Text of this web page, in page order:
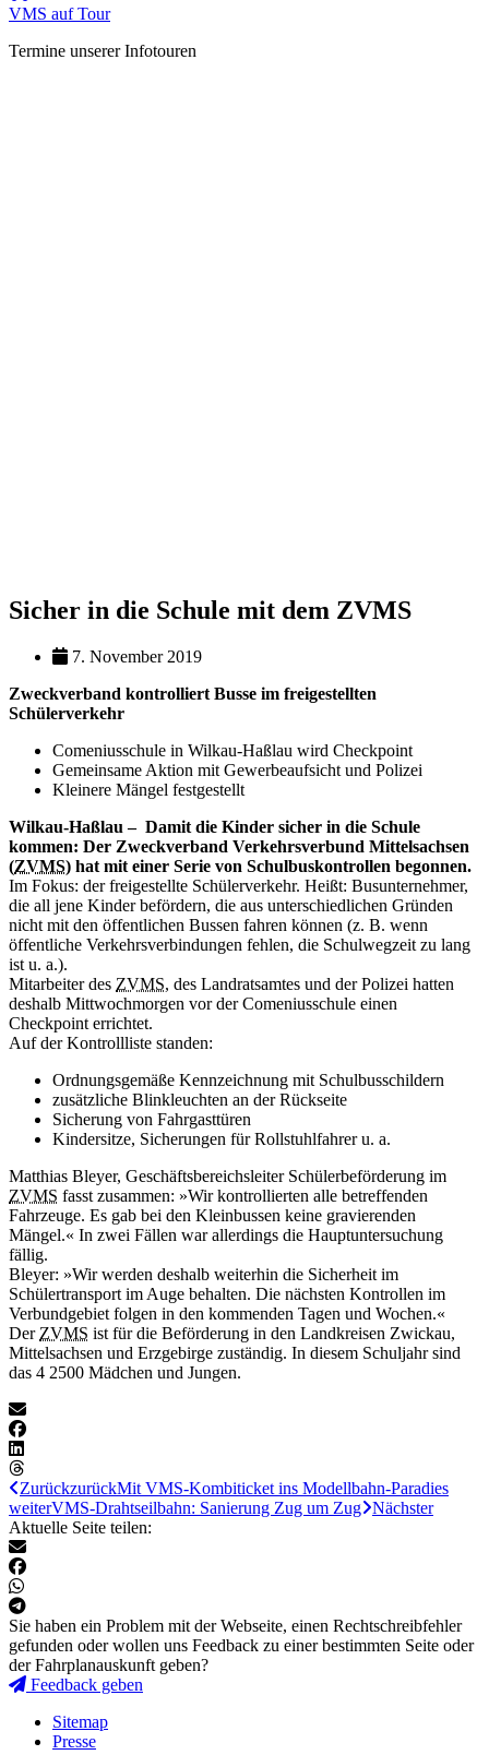
VMS auf Tour
Termine unserer Infotouren
Sicher in die Schule mit dem ZVMS
7. November 2019
Zweckverband kontrolliert Busse im freigestellten
Schülerverkehr
Comeniusschule in Wilkau-Haßlau wird Checkpoint
Gemeinsame Aktion mit Gewerbeaufsicht und Polizei
Kleinere Mängel festgestellt
Wilkau-Haßlau – Damit die Kinder sicher in die Schule
kommen: Der Zweckverband Verkehrsverbund Mittelsachsen
(ZVMS) hat mit einer Serie von Schulbuskontrollen begonnen.
Im Fokus: der freigestellte Schülerverkehr. Heißt: Busunternehmer,
die all jene Kinder befördern, die aus unterschiedlichen Gründen
nicht mit den öffentlichen Bussen fahren können (z. B. wenn
öffentliche Verkehrsverbindungen fehlen, die Schulwegzeit zu lang
ist u. a.).
Mitarbeiter des ZVMS, des Landratsamtes und der Polizei hatten
deshalb Mittwochmorgen vor der Comeniusschule einen
Checkpoint errichtet.
Auf der Kontrollliste standen:
Ordnungsgemäße Kennzeichnung mit Schulbusschildern
zusätzliche Blinkleuchten an der Rückseite
Sicherung von Fahrgasttüren
Kindersitze, Sicherungen für Rollstuhlfahrer u. a.
Matthias Bleyer, Geschäftsbereichsleiter Schülerbeförderung im
ZVMS fasst zusammen: »Wir kontrollierten alle betreffenden
Fahrzeuge. Es gab bei den Kleinbussen keine gravierenden
Mängel.« In zwei Fällen war allerdings die Hauptuntersuchung
fällig.
Bleyer: »Wir werden deshalb weiterhin die Sicherheit im
Schülertransport im Auge behalten. Die nächsten Kontrollen im
Verbundgebiet folgen in den kommenden Tagen und Wochen.«
Der ZVMS ist für die Beförderung in den Landkreisen Zwickau,
Mittelsachsen und Erzgebirge zuständig. In diesem Schuljahr sind
das 4 2500 Mädchen und Jungen.
ZurückzurückMit VMS-Kombiticket ins Modellbahn-Paradies
weiterVMS-Drahtseilbahn: Sanierung Zug um Zug Nächster
Aktuelle Seite teilen:
Sie haben ein Problem mit der Webseite, einen Rechtschreibfehler
gefunden oder wollen uns Feedback zu einer bestimmten Seite oder
der Fahrplanauskunft geben?
Feedback geben
Sitemap
Presse